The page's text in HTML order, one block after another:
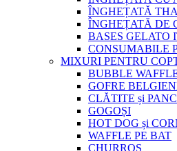
ÎNGHEȚATĂ
ÎNGHEȚATĂ DE
BASES GELATO
CONSUMABILE
MIXURI PENTRU
BUBBLE
GOFRE
CLĂTITE și
GOGOȘI
HOT DOG și
WAFFLE PE BAT
CHURROS